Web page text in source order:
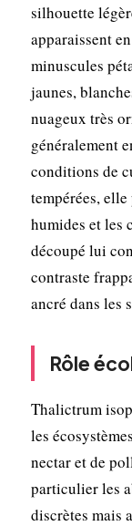
silhouette
apparaissent
minuscules
jaunes,
nuageux très
généralement
conditions de
tempérées,
humides et les
découpé lui
contraste
ancré dans les
Rôle
Thalictrum
les
nectar et de
particulier les
discrètes mais